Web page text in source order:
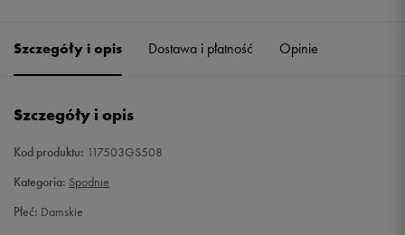
Szczegóły i opis Dostawa i płatność Opinie
Szczegóły i opis
Kod produktu: 117503GS508
Kategoria: Spodnie
Płeć: Damskie